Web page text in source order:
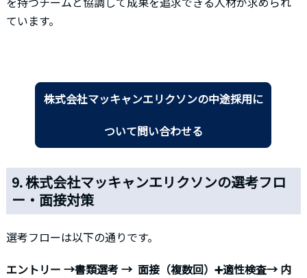
ています。
株式会社マッキャンエリクソンの中途採用に
ついて問い合わせる
9. 株式会社マッキャンエリクソンの選考フロ
ー・面接対策
選考フローは以下の通りです。
エントリー →書類選考 → 面接（複数回）➕適性検査→ 内